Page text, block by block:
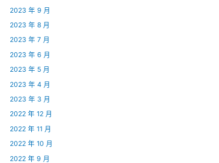
2023 年 9 月
2023 年 8 月
2023 年 7 月
2023 年 6 月
2023 年 5 月
2023 年 4 月
2023 年 3 月
2022 年 12 月
2022 年 11 月
2022 年 10 月
2022 年 9 月